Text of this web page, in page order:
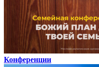
Конференции